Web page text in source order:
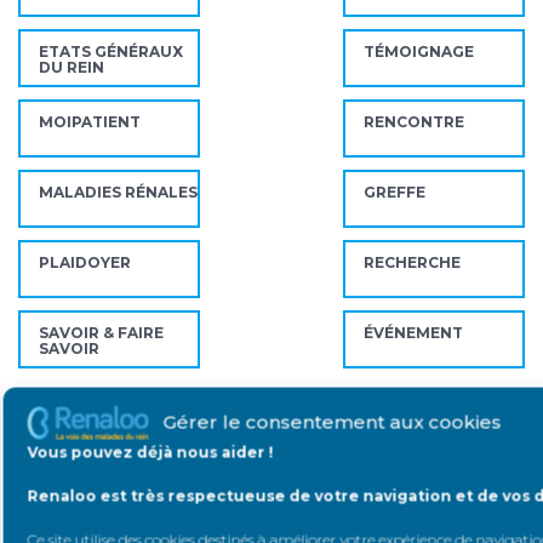
Gérer le consentement aux cookies
Vous pouvez déjà nous aider !
Renaloo est très respectueuse de votre navigation et de vos
Ce site utilise des cookies destinés à améliorer votre expérience de
ETATS GÉNÉRAUX
DU REIN
TÉMOIGNAGE
MOIPATIENT RENCONTRE
MALADIES RÉNALES GREFFE
PLAIDOYER RECHERCHE
SAVOIR & FAIRE
SAVOIR
ÉVÉNEMENT
Mots-clés